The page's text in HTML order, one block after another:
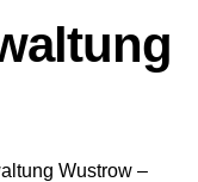
Wustrow –